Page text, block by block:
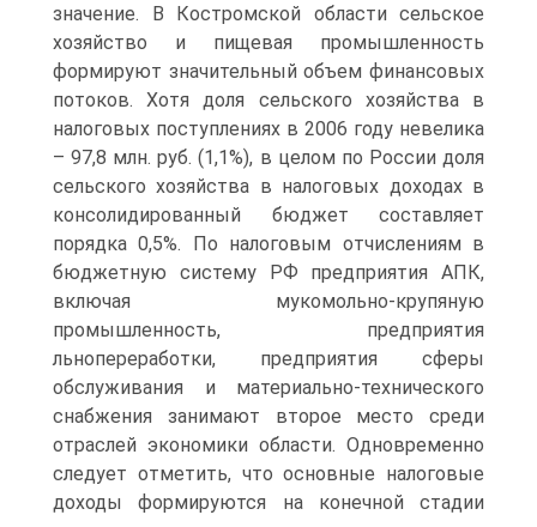
значение. В Костромской области сельское
хозяйство и пищевая промышленность
формируют значительный объем финансовых
потоков. Хотя доля сельского хозяйства в
налоговых поступлениях в 2006 году невелика
– 97,8 млн. руб. (1,1%), в целом по России доля
сельского хозяйства в налоговых доходах в
консолидированный бюджет составляет
порядка 0,5%. По налоговым отчислениям в
бюджетную систему РФ предприятия АПК,
включая мукомольно-крупяную
промышленность, предприятия
льнопереработки, предприятия сферы
обслуживания и материально-технического
снабжения занимают второе место среди
отраслей экономики области. Одновременно
следует отметить, что основные налоговые
доходы формируются на конечной стадии